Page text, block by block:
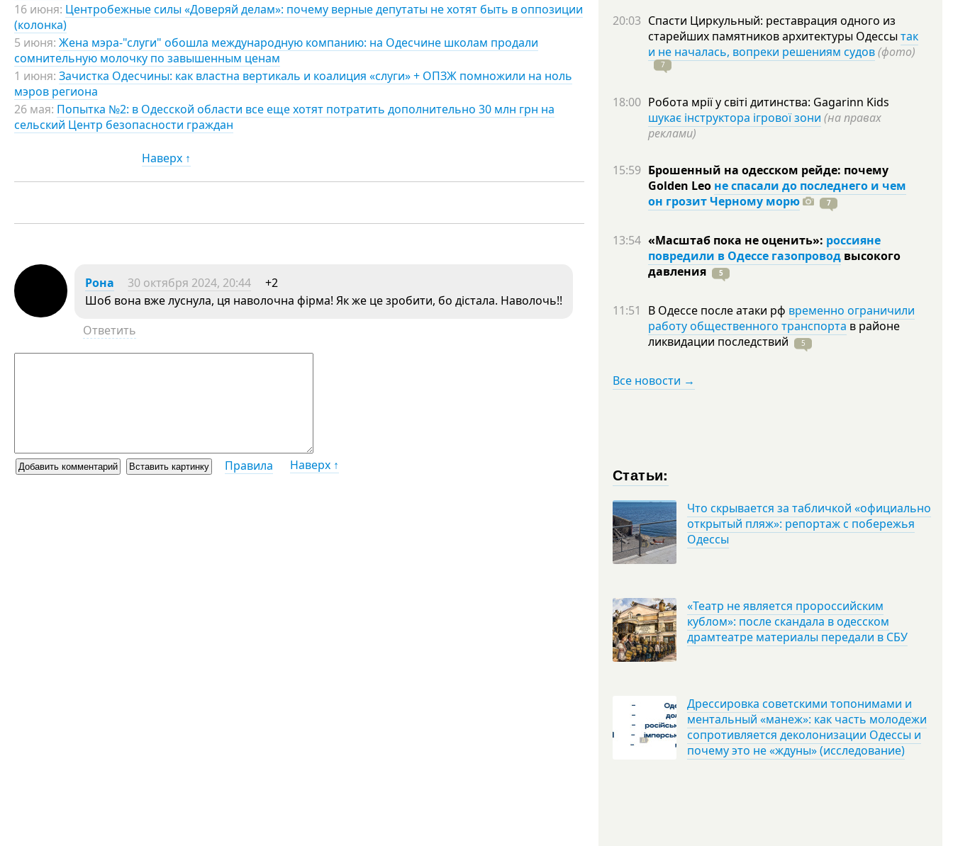
16 июня: Центробежные силы «Доверяй делам»: почему верные депутаты не хотят быть в оппозиции
(колонка)
5 июня: Жена мэра-"слуги" обошла международную компанию: на Одесчине школам продали
сомнительную молочку по завышенным ценам
1 июня: Зачистка Одесчины: как властна вертикаль и коалиция «слуги» + ОПЗЖ помножили на ноль
мэров региона
26 мая: Попытка №2: в Одесской области все еще хотят потратить дополнительно 30 млн грн на
сельский Центр безопасности граждан
Наверх ↑
Рона 30 октября 2024, 20:44
+2
Шоб вона вже луснула, ця наволочна фiрма! Як же це зробити, бо дiстала. Наволочь!!
Ответить
Правила Наверх ↑
20:03 Спасти Циркульный: реставрация одного из
старейших памятников архитектуры Одессы так
и не началась, вопреки решениям судов(фото)
7
18:00 Робота мрії у світі дитинства: Gagarinn Kids
шукає інструктора ігрової зони (на правах
реклами)
15:59 Брошенный на одесском рейде: почему
Golden Leo не спасали до последнего и чем
он грозит Черному морю
7
13:54 «Масштаб пока не оценить»: россияне
повредили в Одессе газопровод высокого
давления
5
11:51 В Одессе после атаки рф временно ограничили
работу общественного транспорта в районе
ликвидации последствий 5
Все новости →
Статьи:
Что скрывается за табличкой «официально
открытый пляж»: репортаж с побережья
Одессы
«Театр не является пророссийским
кублом»: после скандала в одесском
драмтеатре материалы передали в СБУ
Дрессировка советскими топонимами и
ментальный «манеж»: как часть молодежи
сопротивляется деколонизации Одессы и
почему это не «ждуны» (исследование)